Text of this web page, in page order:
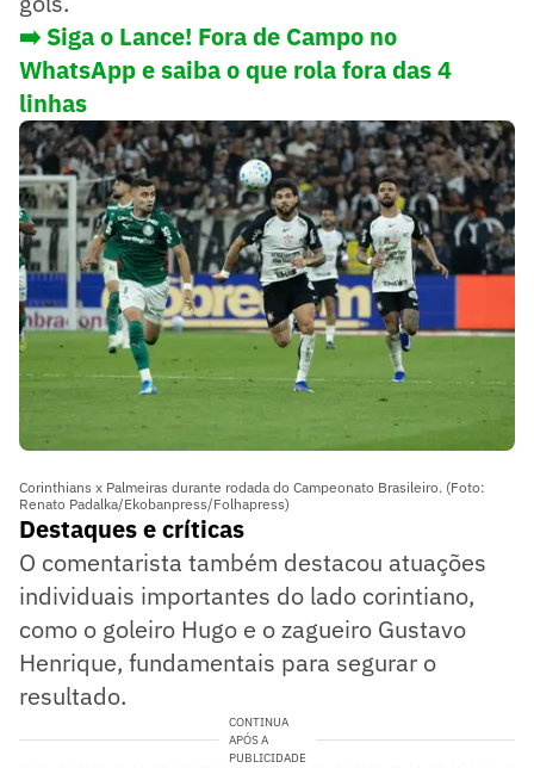
➡️ Siga o Lance! Fora de Campo no
WhatsApp e saiba o que rola fora das 4
linhas
Corinthians x Palmeiras durante rodada do Campeonato Brasileiro. (Foto:
Renato Padalka/Ekobanpress/Folhapress)
Destaques e críticas
O comentarista também destacou atuações
individuais importantes do lado corintiano,
como o goleiro Hugo e o zagueiro Gustavo
Henrique, fundamentais para segurar o
resultado.
CONTINUA
APÓS A
PUBLICIDADE